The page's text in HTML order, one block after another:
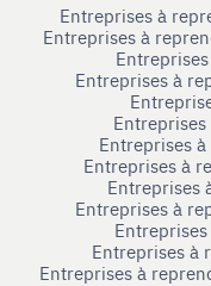
Entreprises à
Entreprises à
Entreprises à
Entreprises
Entreprises à
Entreprises
Entreprises à
Entreprises à
Entreprises à